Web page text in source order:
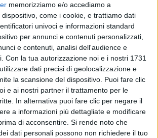
memorizziamo e/o accediamo a
come i cookie, e trattiamo dati
univoci e informazioni standard
per annunci e contenuti personalizzati,
e contenuti, analisi dell'audience e
Con la tua autorizzazione noi e i nostri 1731
dati precisi di geolocalizzazione e
la scansione del dispositivo. Puoi fare clic
e ai nostri partner il trattamento per le
In alternativa puoi fare clic per negare il
a informazioni più dettagliate e modificare
di acconsentire. Si rende noto che
dati personali possono non richiedere il tuo
2024
ecco gli 8 finalisti
scena il 18 dicembre e decreterà i 4
la categoria Nuove
2025